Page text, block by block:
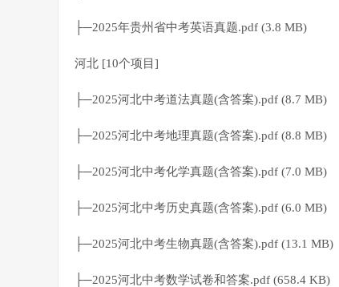
├─2025年贵州省中考英语真题.pdf (3.8 MB)
河北 [10个项目]
├─2025河北中考道法真题(含答案).pdf (8.7 MB)
├─2025河北中考地理真题(含答案).pdf (8.8 MB)
├─2025河北中考化学真题(含答案).pdf (7.0 MB)
├─2025河北中考历史真题(含答案).pdf (6.0 MB)
├─2025河北中考生物真题(含答案).pdf (13.1 MB)
├─2025河北中考数学试卷和答案.pdf (658.4 KB)